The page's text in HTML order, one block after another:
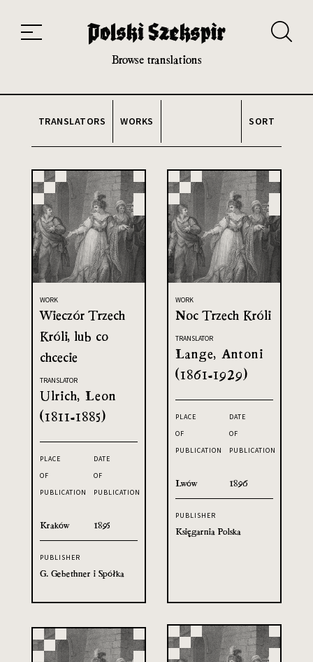
20th and 21st century module
Browse translations
TRANSLATORS WORKS SORT
WORK
Wieczór Trzech
Króli, lub co
chcecie
TRANSLATOR
Ulrich, Leon
(1811-1885)
PLACE
OF
PUBLICATION
Kraków
DATE
OF
PUBLICATION
1895
PUBLISHER
G. Gebethner i Spółka
WORK
Noc Trzech Króli
TRANSLATOR
Lange, Antoni
(1861-1929)
PLACE
OF
PUBLICATION
Lwów
DATE
OF
PUBLICATION
1896
PUBLISHER
Księgarnia Polska